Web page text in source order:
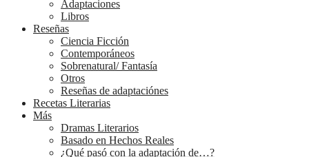
Adaptaciones
Libros
Reseñas
Ciencia Ficción
Contemporáneos
Sobrenatural/ Fantasía
Otros
Reseñas de adaptaciónes
Recetas Literarias
Más
Dramas Literarios
Basado en Hechos Reales
¿Qué pasó con la adaptación de…?